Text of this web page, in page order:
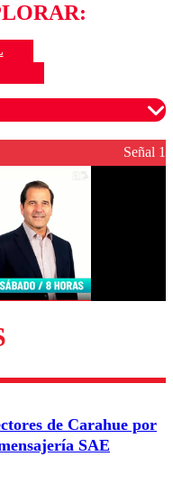
para garantizar un
Enviar comentario
Señal 1
de Carahue por
SAE